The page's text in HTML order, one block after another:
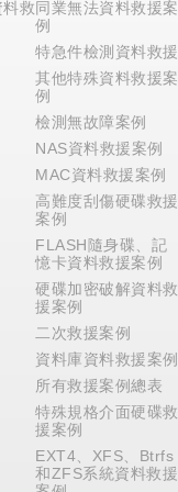
救同業無法資料救援案
例
特急件檢測資料救援
其他特殊資料救援案
例
檢測無故障案例
NAS資料救援案例
MAC資料救援案例
高難度刮傷硬碟救援
案例
FLASH隨身碟、記
憶卡資料救援案例
硬碟加密破解資料救
援案例
二次救援案例
資料庫資料救援案例
所有救援案例總表
特殊規格介面硬碟救
援案例
EXT4、XFS、Btrfs
和ZFS系統資料救援